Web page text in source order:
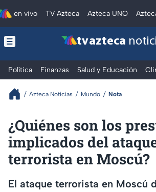
en vivo TV Azteca Azteca UNO
tv azteca
Política Finanzas Salud y Educación
Azteca Noticias Mundo Nota
¿Quiénes son los
implicados del
terrorista en Moscú?
El ataque terrorista en Moscú